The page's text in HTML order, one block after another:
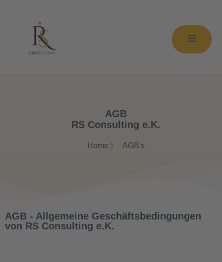
AGB
RS Consulting e.K.
Home AGB's
AGB - Allgemeine Geschäftsbedingungen
von RS Consulting e.K.